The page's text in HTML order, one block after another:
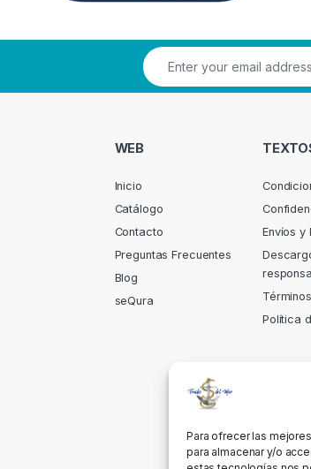
Para ofrecer las
para almacenar y/o
WEB
Inicio
Catálogo
Contacto
Preguntas Frecuentes
Blog
seQura
Envíos y
Política